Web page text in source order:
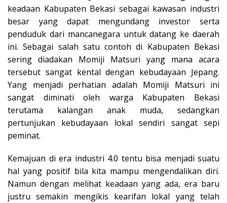
keadaan Kabupaten Bekasi sebagai kawasan industri
besar yang dapat mengundang investor serta
penduduk dari mancanegara untuk datang ke daerah
ini. Sebagai salah satu contoh di Kabupaten Bekasi
sering diadakan Momiji Matsuri yang mana acara
tersebut sangat kental dengan kebudayaan Jepang.
Yang menjadi perhatian adalah Momiji Matsuri ini
sangat diminati oleh warga Kabupaten Bekasi
terutama kalangan anak muda, sedangkan
pertunjukan kebudayaan lokal sendiri sangat sepi
peminat.
Kemajuan di era industri 4.0 tentu bisa menjadi suatu
hal yang positif bila kita mampu mengendalikan diri.
Namun dengan melihat keadaan yang ada, era baru
justru semakin mengikis kearifan lokal yang telah